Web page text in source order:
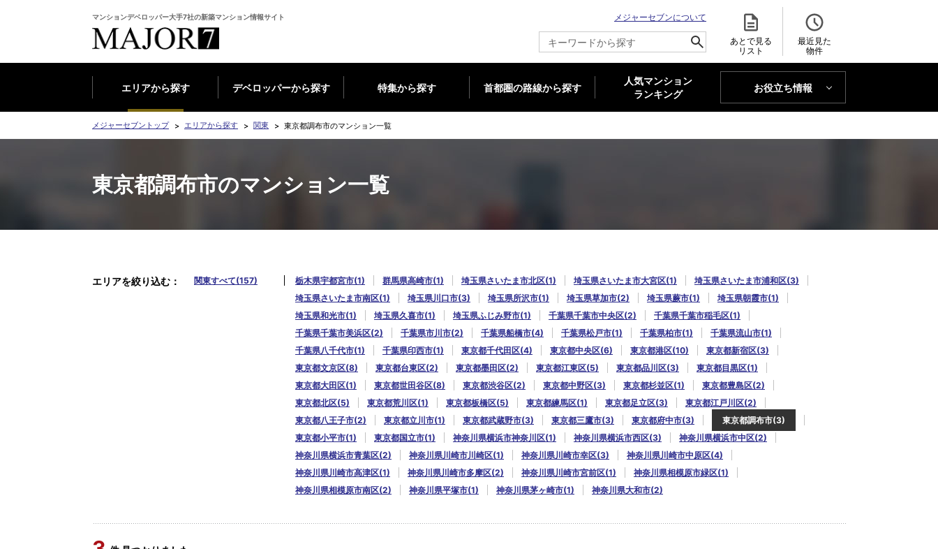
マンションデベロッパー大手7社の新築マンション情報サイト
メジャーセブンについて
あとで見る
リスト
最近見た
物件
エリアから探す デベロッパーから探す 特集から探す 首都圏の路線から探す
人気マンション
ランキング
お役立ち情報
MAJOR'S BLOG
メジャーセブントップ エリアから探す 関東 東京都調布市のマンション一覧
東京都調布市のマンション一覧
エリアを絞り込む 関東すべて(157) 栃木県宇都宮市(1) 群馬県高崎市(1) 埼玉県さいたま市北区(1) 埼玉県さいたま市大宮区(1)
埼玉県さいたま市浦和区(3)
埼玉県さいたま市南区(1)
埼玉県川口市(3) 埼玉県所沢市(1) 埼玉県草加市(2) 埼玉県蕨市(1)
埼玉県朝霞市(1)
埼玉県和光市(1)
埼玉県久喜市(1) 埼玉県ふじみ野市(1) 千葉県千葉市中央区(2)
千葉県千葉市稲毛区(1)
千葉県千葉市美浜区(2)
千葉県市川市(2) 千葉県船橋市(4) 千葉県松戸市(1) 千葉県柏市(1)
千葉県流山市(1)
千葉県八千代市(1)
千葉県印西市(1) 東京都千代田区(4) 東京都中央区(6) 東京都港区(10)
東京都新宿区(3)
東京都文京区(8)
東京都台東区(2) 東京都墨田区(2) 東京都江東区(5) 東京都品川区(3)
東京都目黒区(1)
東京都大田区(1)
東京都世田谷区(8) 東京都渋谷区(2) 東京都中野区(3) 東京都杉並区(1)
東京都豊島区(2)
東京都北区(5)
東京都荒川区(1) 東京都板橋区(5) 東京都練馬区(1) 東京都足立区(3)
東京都江戸川区(2)
東京都八王子市(2)
東京都立川市(1) 東京都武蔵野市(3) 東京都三鷹市(3) 東京都府中市(3)
東京都調布市(3)
東京都小平市(1)
東京都国立市(1) 神奈川県横浜市神奈川区(1) 神奈川県横浜市西区(3)
神奈川県横浜市中区(2)
神奈川県横浜市青葉区(2)
神奈川県川崎市川崎区(1) 神奈川県川崎市幸区(3)
神奈川県川崎市中原区(4)
神奈川県川崎市高津区(1)
神奈川県川崎市多摩区(2) 神奈川県川崎市宮前区(1)
神奈川県相模原市緑区(1)
神奈川県相模原市南区(2)
神奈川県平塚市(1) 神奈川県茅ヶ崎市(1) 神奈川県大和市(2)